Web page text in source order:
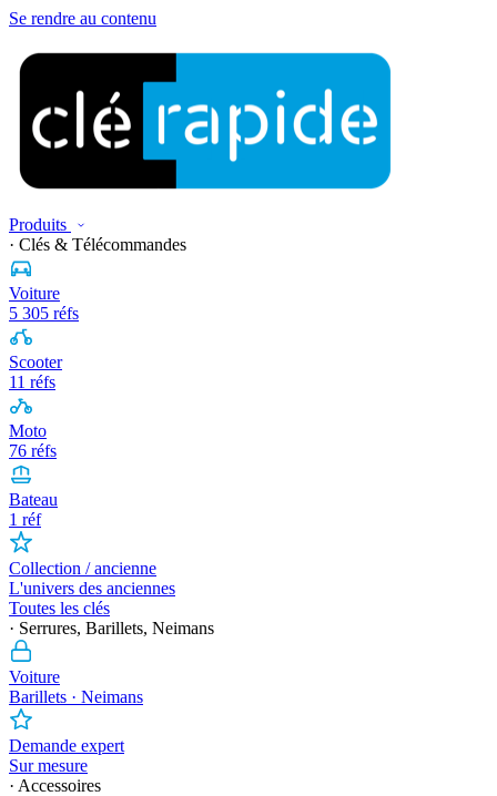
Se rendre au contenu
Produits
· Clés & Télécommandes
Voiture
5 305 réfs
Scooter
11 réfs
Moto
76 réfs
Bateau
1 réf
Collection / ancienne
L'univers des anciennes
Toutes les clés
· Serrures, Barillets, Neimans
Voiture
Barillets · Neimans
Demande expert
Sur mesure
· Accessoires